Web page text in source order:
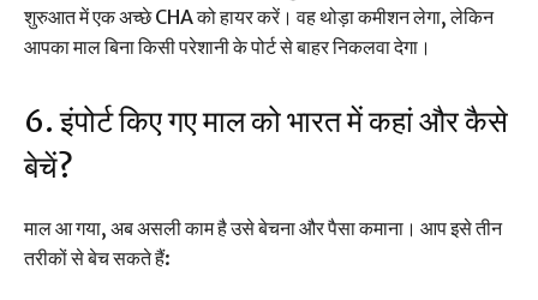
शुरुआत में एक अच्छे CHA को हायर करें। वह थोड़ा कमीशन लेगा, लेकिन
आपका माल बिना किसी परेशानी के पोर्ट से बाहर निकलवा देगा।
6. इंपोर्ट किए गए माल को भारत में कहां और कैसे
बेचें?
माल आ गया, अब असली काम है उसे बेचना और पैसा कमाना। आप इसे तीन
तरीकों से बेच सकते हैं: